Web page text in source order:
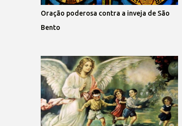
Oração poderosa contra a inveja de São
Bento